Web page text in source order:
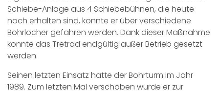
Schiebe-Anlage aus 4 Schiebebühnen, die heute
noch erhalten sind, konnte er über verschiedene
Bohrlöcher gefahren werden. Dank dieser Maßnahme
konnte das Tretrad endgültig außer Betrieb gesetzt
werden.
Seinen letzten Einsatz hatte der Bohrturm im Jahr
1989. Zum letzten Mal verschoben wurde er zur